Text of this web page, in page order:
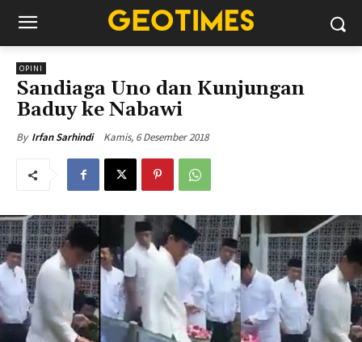
OPINI
Sandiaga Uno dan Kunjungan
Baduy ke Nabawi
By Irfan Sarhindi Kamis, 6 Desember 2018